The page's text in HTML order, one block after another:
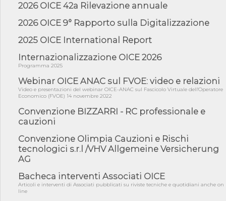
amminist...
2 s...
05/08/26 - SAVE THE DATE: Assemblea Pubblica Confindustria
Professioni ...
05/08/26 - Successo OICE per il bando della Città metropolitana
di Reg...
05/08/26 - Lettera OICE per il bando della Giunta Regionale della
04/08/26 - DL PA: previste cancellazioni da elenchi professionisti
04/08/26 - International Sustainable Buildings Competition -
COP31, An...
impugnar...
04/08/26 - Rapporto Anac corruzione 2020-2026: procedimenti
2026 OICE 42a Rilevazione annuale
2026 OICE 9° Rapporto sulla Digitalizzazione
2025 OICE International Report
Internazionalizzazione OICE 2026
Programma 2025
Webinar OICE ANAC sul FVOE: video e relazioni
Video e presentazioni del webinar OICE-ANAC sul Fascicolo Virtuale dell'Operatore
Economico (FVOE) 14 novembre 2022
Convenzione BIZZARRI - RC professionale e
cauzioni
Convenzione Olimpia Cauzioni e Rischi
tecnologici s.r.l /VHV Allgemeine Versicherung
AG
Bacheca interventi Associati OICE
Articoli e interventi di Associati pubblicati su riviste tecniche e quotidiani anche on
line